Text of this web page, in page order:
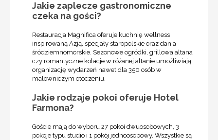
Jakie zaplecze gastronomiczne
czeka na gości?
Restauracja Magnifica oferuje kuchnię wellness
inspirowaną Azją, specjały staropolskie oraz dania
śródziemnomorskie. Sezonowe ogródki, grillowa altana
czy romantyczne kolacje w różanej altanie umożliwiają
organizację wydarzeń nawet dla 350 osób w
malowniczym otoczeniu.
Jakie rodzaje pokoi oferuje Hotel
Farmona?
Goście mają do wyboru 27 pokoi dwuosobowych, 3
pokoje typu studio i 1 pokój jednoosobowy. Wszystkie są